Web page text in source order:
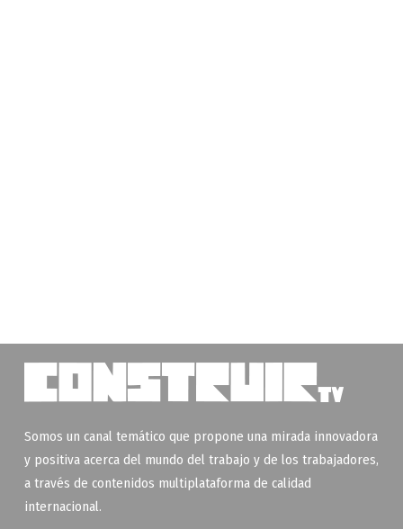
Somos un canal temático que propone una mirada innovadora
y positiva acerca del mundo del trabajo y de los trabajadores,
a través de contenidos multiplataforma de calidad
internacional.